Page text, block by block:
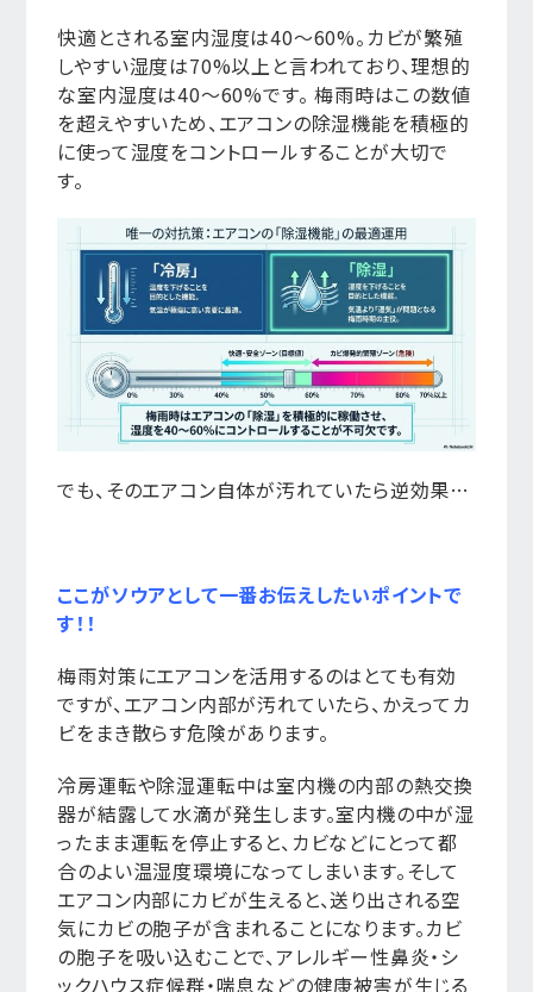
快適とされる室内湿度は40〜60%。カビが繁殖
しやすい湿度は70%以上と言われており、理想的
な室内湿度は40〜60%です。 梅雨時はこの数値
を超えやすいため、エアコンの除湿機能を積極的
に使って湿度をコントロールすることが大切で
す。
でも、そのエアコン自体が汚れていたら逆効果…
ここがソウアとして一番お伝えしたいポイントで
す！！
梅雨対策にエアコンを活用するのはとても有効
ですが、エアコン内部が汚れていたら、かえってカ
ビをまき散らす危険があります。
冷房運転や除湿運転中は室内機の内部の熱交換
器が結露して水滴が発生します。室内機の中が湿
ったまま運転を停止すると、カビなどにとって都
合のよい温湿度環境になってしまいます。そして
エアコン内部にカビが生えると、送り出される空
気にカビの胞子が含まれることになります。カビ
の胞子を吸い込むことで、アレルギー性鼻炎・シ
ックハウス症候群・喘息などの健康被害が生じる